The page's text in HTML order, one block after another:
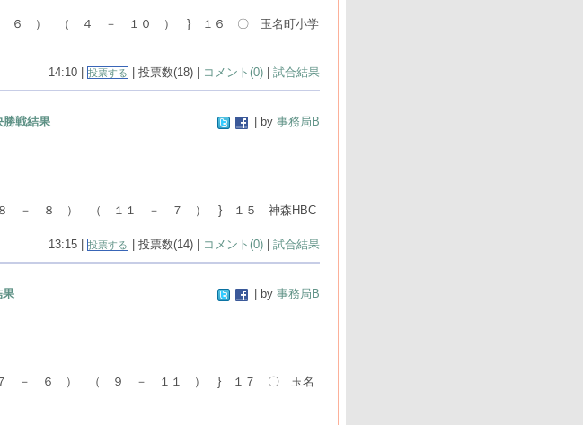
６ ） （ ４ － １０ ） } １６ 〇 玉名町小学
14:10 | 投票する | 投票数(18) | コメント(0)| 試合結果
戦結果 | by 事務局B
－ ８ ） （ １１ － ７ ） } １５ 神森HBC
13:15 | 投票する | 投票数(14) | コメント(0)| 試合結果
| by 事務局B
７ － ６ ） （ ９ － １１ ） } １７ 〇 玉名